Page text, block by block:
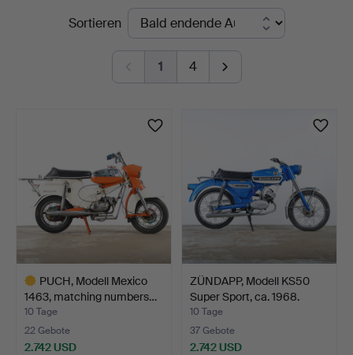
Vintage
LaufendeSortieren
1 4
PUCH, Modell Mexico
1463, matching numbers…
10 Tage
22 Gebote
2.742 USD
ZÜNDAPP, Modell KS50
Super Sport, ca. 1968.
10 Tage
37 Gebote
2.742 USD